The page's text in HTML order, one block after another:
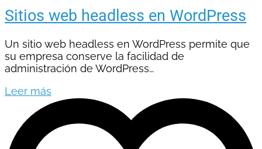
Sitios web headless en WordPress
Un sitio web headless en WordPress permite que
su empresa conserve la facilidad de
administración de WordPress…
Leer más